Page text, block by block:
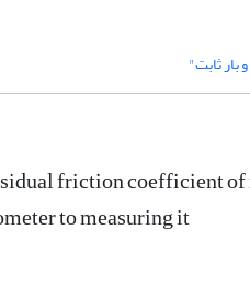
ثابت"
friction coefficient of
to measuring it